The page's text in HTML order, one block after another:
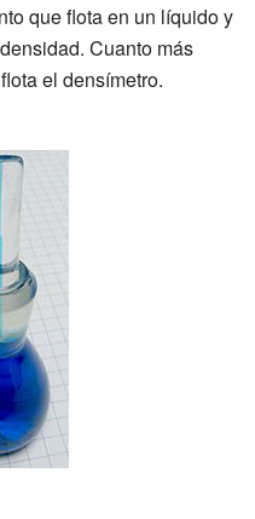
que flota en un líquido y
Cuanto más
el densímetro.